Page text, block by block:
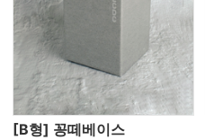
[B형] 꽁떼베이스